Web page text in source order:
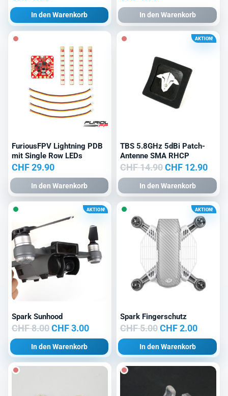
In den Warenkorb In den Warenkorb
FuriousFPV Lightning PDB
mit Single Row LEDs
CHF29.90
In den Warenkorb
AKTION!
TBS 5.8GHz 5dBi Patch-
Antenne SMA RHCP
CHF14.90 Ursprünglicher
Preis
war:
CHF 14.90
CHF12.90
ist:
CHF
In den Warenkorb
AKTION!
Spark Sunhood
CHF8.00Ursprünglicher
Preis
war:
CHF 8.00
CHF3.00Aktueller
Preis
ist:
CHF 3.00.
In den Warenkorb
AKTION!
Spark Fingerschutz
CHF5.00 Ursprünglicher
Preis
war:
CHF 5.00
CHF2.00
Preis
ist:
CHF
In den Warenkorb